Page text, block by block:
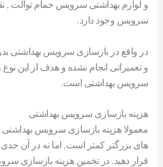
و لوازم بهداشتی سرویس حمام توالت ,
سرویس وجود دارد.
در واقع در بازسازی سرویس بهداشتی
و تعمیراتی انجام نشده و هدف از این
سرویس بهداشتی است.
هزینه بازسازی سرویس بهداشتی
معمولا هزینه بازسازی سرویس
های بزرگتر کمتر است, اما نه در آن
قرار دهید. در تخمین هزینه بازسازی